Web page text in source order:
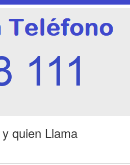
quien Llama